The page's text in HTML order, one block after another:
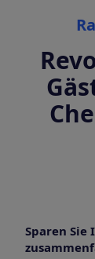
Sparen Sie